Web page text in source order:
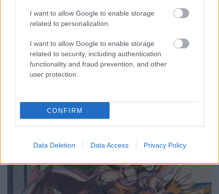
I want to allow Google to enable storage
related to personalization.
I want to allow Google to enable storage
related to security, including authentication
functionality and fraud prevention, and other
user protection.
CONFIRM
Data Deletion Data Access Privacy Policy
irigység övezi, sokan megkérdőjelezik a
feketemacska lány képességeit. Így Fran egy
vizsgaküldetésen, amiről azonban hamar…